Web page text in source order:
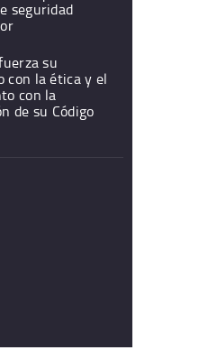
seguridad
su
con la ética y el
con la
de su Código